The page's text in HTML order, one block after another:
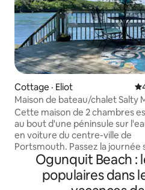
Cottage · Eliot
Maison de bateau/chalet Salty
Cette maison de 2 chambres
au bout d'une péninsule sur
en voiture du centre-ville de
Portsmouth. Passez la journée
pont, faites des grillades ou
votre propre homard du Maine
authentique, nagez et partez à
Ogunquit Beach :
populaires dans